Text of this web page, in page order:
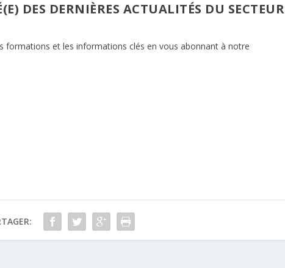
DES DERNIÈRES ACTUALITÉS DU SECTEUR
formations et les informations clés en vous abonnant à notre